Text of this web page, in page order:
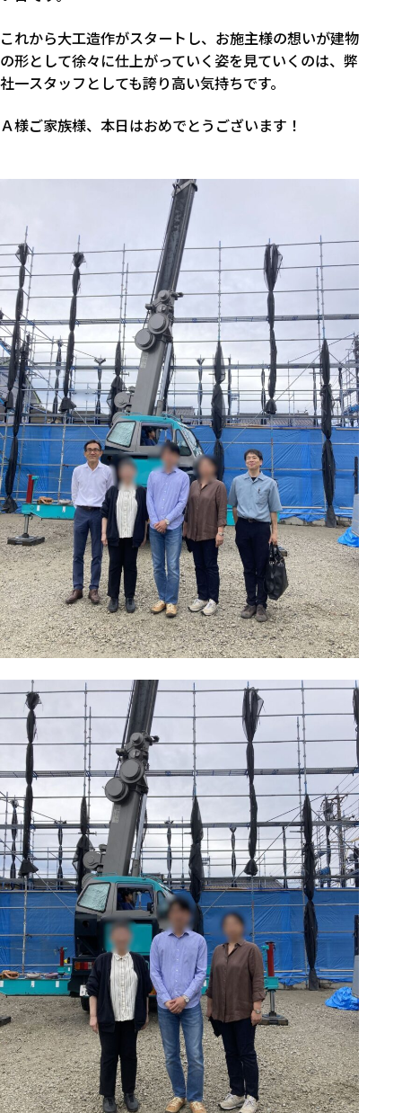
これから大工造作がスタートし、お施主様の想いが建物
の形として徐々に仕上がっていく姿を見ていくのは、弊
社一スタッフとしても誇り高い気持ちです。
Ａ様ご家族様、本日はおめでとうございます！